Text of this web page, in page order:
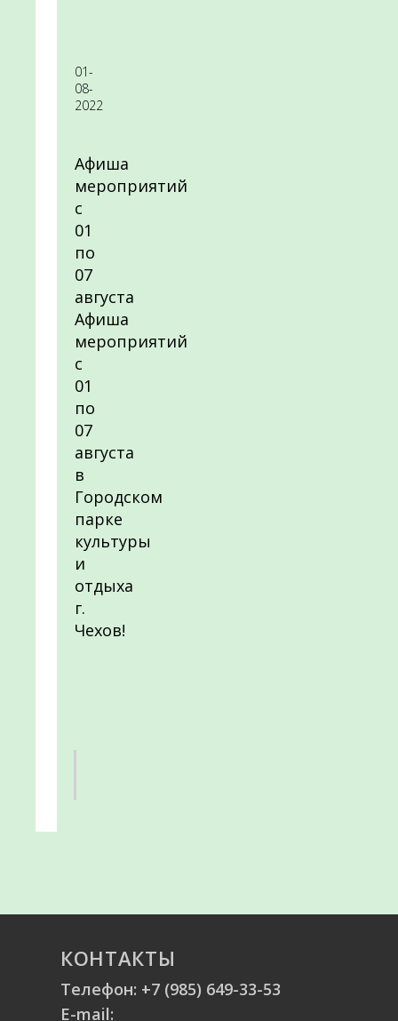
01-
08-
2022
Афиша
мероприятий
с
01
по
07
августа
Афиша
мероприятий
с
01
по
07
августа
в
Городском
парке
культуры
и
отдыха
г.
Чехов!
КОНТАКТЫ
Телефон: +7 (985) 649-33-53
E-mail: